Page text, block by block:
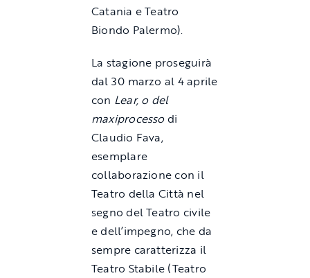
Catania e Teatro
Biondo Palermo).
La stagione proseguirà
dal 30 marzo al 4 aprile
con Lear, o del
maxiprocessodi
Claudio Fava,
esemplare
collaborazione con il
Teatro della Città nel
segno del Teatro civile
e dell’impegno, che da
sempre caratterizza il
Teatro Stabile (Teatro